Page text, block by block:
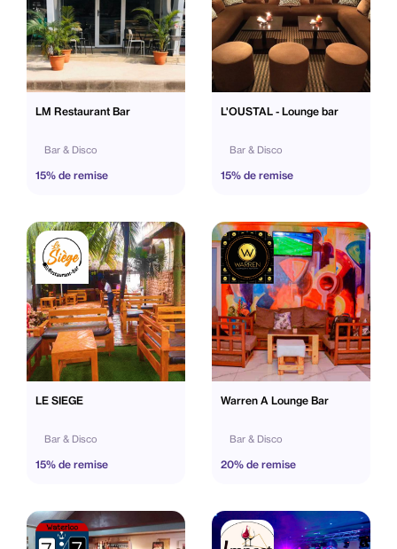
LM Restaurant Bar
Bar & Disco
15% de remise
L'OUSTAL - Lounge bar
Bar & Disco
15% de remise
LE SIEGE
Bar & Disco
15% de remise
Warren A Lounge Bar
Bar & Disco
20% de remise